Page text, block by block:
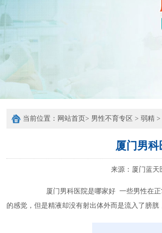
当前位置： 网站首页> 男性不育专区 > 弱精 >
厦门男
来源： 厦门蓝天
厦门男科医院是哪家好 一些男性在正常
的感觉，但是精液却没有射出体外而是流入了膀胱